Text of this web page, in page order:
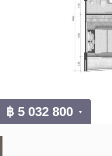
฿ 5 032 800